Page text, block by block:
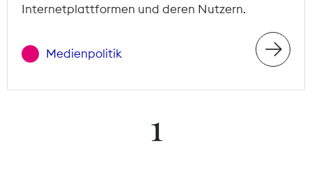
Internetplattformen und deren Nutzern.
Medienpolitik
1